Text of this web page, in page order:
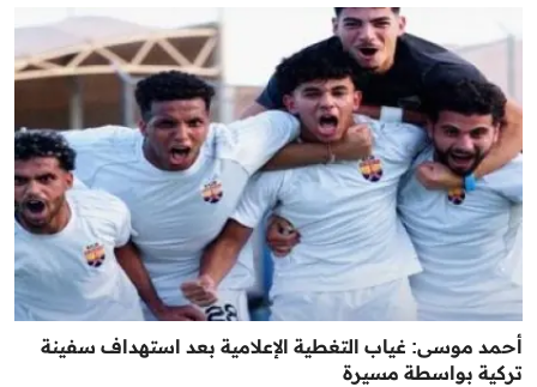
أحمد موسى: غياب التغطية الإعلامية بعد استهداف سفينة
تركية بواسطة مسيرة